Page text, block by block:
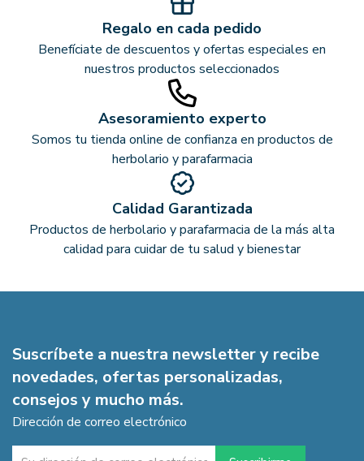
Regalo en cada pedido
Benefíciate de descuentos y ofertas especiales en
nuestros productos seleccionados
Asesoramiento experto
Somos tu tienda online de confianza en productos de
herbolario y parafarmacia
Calidad Garantizada
Productos de herbolario y parafarmacia de la más alta
calidad para cuidar de tu salud y bienestar
Suscríbete a nuestra newsletter y recibe
novedades, ofertas personalizadas,
consejos y mucho más.
Dirección de correo electrónico